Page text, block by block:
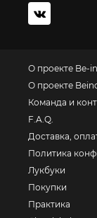
О проекте Be-
О проекте
Команда и
F.A.Q.
Доставка,
Политика
Лукбуки
Покупки
Практика